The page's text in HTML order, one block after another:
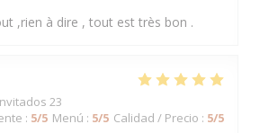
,rien à dire , tout est très bon .
23
: 5/5 Menú : 5/5 Calidad / Precio : 5/5